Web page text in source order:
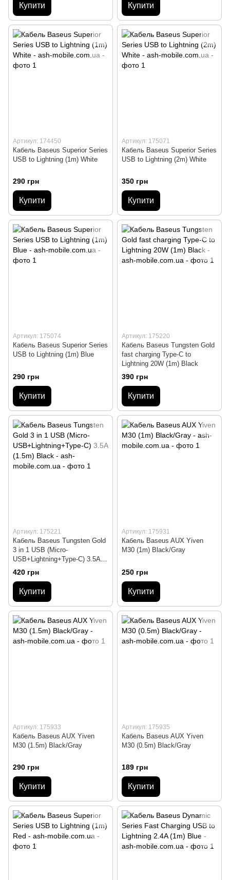
Купити Купити
Артикул: 174450
Кабель Baseus Superior Series
USB to Lightning (1m) White
290 грн
Купити
Артикул: 175071
Кабель Baseus Superior Series
USB to Lightning (2m) White
350 грн
Купити
Артикул: 175074
Кабель Baseus Superior Series
USB to Lightning (1m) Blue
290 грн
Купити
Артикул: 175220
Кабель Baseus Tungsten Gold
fast charging Type-C to
Lightning 20W (1m) Black
390 грн
Купити
Артикул: 175221
Кабель Baseus Tungsten Gold
3 in 1 USB (Micro-
USB+Lightning+Type-C) 3.5A
(1.5m) Black
420 грн
Купити
Артикул: 175931
Кабель Baseus AUX Yiven
M30 (1m) Black/Gray
250 грн
Купити
Артикул: 175933
Кабель Baseus AUX Yiven
M30 (1.5m) Black/Gray
290 грн
Купити
Артикул: 175935
Кабель Baseus AUX Yiven
M30 (0.5m) Black/Gray
189 грн
Купити